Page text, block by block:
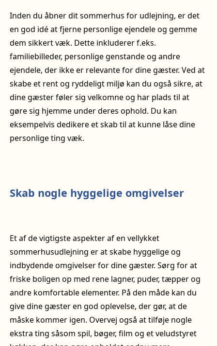
Inden du åbner dit sommerhus for udlejning, er det
en god idé at fjerne personlige ejendele og gemme
dem sikkert væk. Dette inkluderer f.eks.
familiebilleder, personlige genstande og andre
ejendele, der ikke er relevante for dine gæster. Ved at
skabe et rent og ryddeligt miljø kan du også sikre, at
dine gæster føler sig velkomne og har plads til at
gøre sig hjemme under deres ophold. Du kan
eksempelvis dedikere et skab til at kunne låse dine
personlige ting væk.
Skab nogle hyggelige omgivelser
Et af de vigtigste aspekter af en vellykket
sommerhusudlejning er at skabe hyggelige og
indbydende omgivelser for dine gæster. Sørg for at
friske boligen op med rene lagner, puder, tæpper og
andre komfortable elementer. På den måde kan du
give dine gæster en god oplevelse, der gør, at de
måske kommer igen. Overvej også at tilføje nogle
ekstra ting såsom spil, bøger, film og et veludstyret